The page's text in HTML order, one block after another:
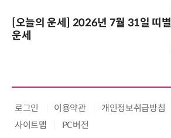
[오늘의 운세] 2026년 7월 31일 띠별
운세
로그인 이용약관 개인정보취급방침
사이트맵
PC버전